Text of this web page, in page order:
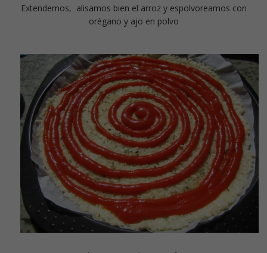
Extendemos, alisamos bien el arroz y espolvoreamos con
orégano y ajo en polvo